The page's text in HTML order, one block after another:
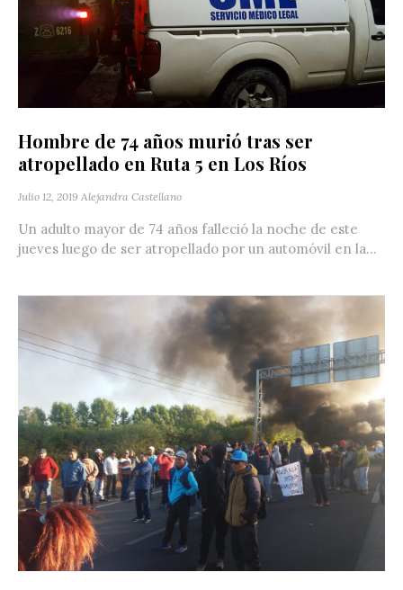
Hombre de 74 años murió tras ser
atropellado en Ruta 5 en Los Ríos
Julio 12, 2019 Alejandra Castellano
Un adulto mayor de 74 años falleció la noche de este
jueves luego de ser atropellado por un automóvil en la...